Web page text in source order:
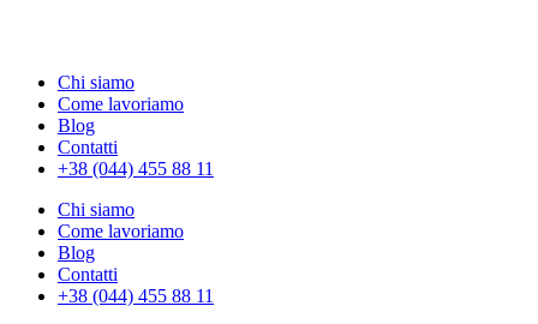
Chi siamo
Come lavoriamo
Blog
Contatti
+38 (044) 455 88 11
Chi siamo
Come lavoriamo
Blog
Contatti
+38 (044) 455 88 11